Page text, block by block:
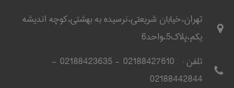
تهران،خیابان شریعتی،نرسیده به بهشتی،کوچه اندیشه
یکم،پلاک5،واحد6
تلفن :
02188427610 - 02188423635 -
02188442844